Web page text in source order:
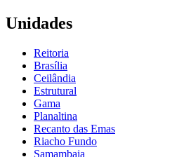
Unidades
Reitoria
Brasília
Ceilândia
Estrutural
Gama
Planaltina
Recanto das Emas
Riacho Fundo
Samambaia